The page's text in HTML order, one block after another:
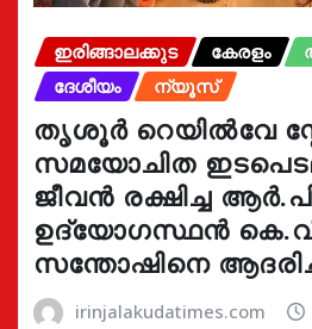
ഇരിങ്ങാലക്കുട കേരളം
ദേശീയം
ന്യൂസ്
തൃശൂർ റെയിൽവേ
സമയോചിത
ജീവൻ രക്ഷിച്ച
ഉദ്യോഗസ്ഥൻ
സന്തോഷിനെ
irinjalakudatimes.com